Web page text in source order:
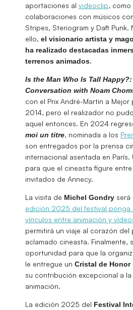
aportaciones al videoclip, como
colaboraciones con músicos
Stripes, Steriogram y Daft Punk.
ello, el visionario artista y
ha realizado destacadas
terrenos animados.
Is the Man Who Is Tall
Conversation with Noam
con el Prix André-Martin a Mejor
2014, pero el realizador no
aquel entonces. En 2024
moi un titre, nominada a los
son entregados por la prensa
internacional asentada en París.
para que el cineasta figure entre
invitados de Annecy.
La visita de Michel Gondry será
edición 2025 del festival ponga
vínculos entre animación y
permitirá un viaje al corazón
aclamado cineasta. Finalmente,
oportunidad para que la
le entregue un Cristal de Honor
su contribución excepcional a
animación.
La edición 2025 del Festival